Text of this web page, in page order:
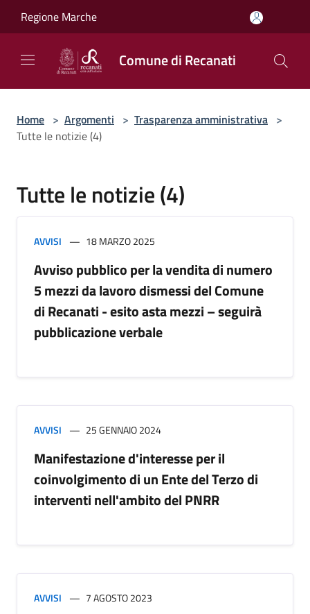
Regione Marche
Comune di Recanati
Home > Argomenti > Trasparenza amministrativa >
Tutte le notizie (4)
Tutte le notizie (4)
AVVISI 18 MARZO 2025
Avviso pubblico per la vendita di numero
5 mezzi da lavoro dismessi del Comune
di Recanati - esito asta mezzi – seguirà
pubblicazione verbale
AVVISI 25 GENNAIO 2024
Manifestazione d'interesse per il
coinvolgimento di un Ente del Terzo di
interventi nell'ambito del PNRR
AVVISI 7 AGOSTO 2023